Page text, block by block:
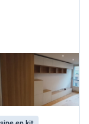
en kit....
faire tous